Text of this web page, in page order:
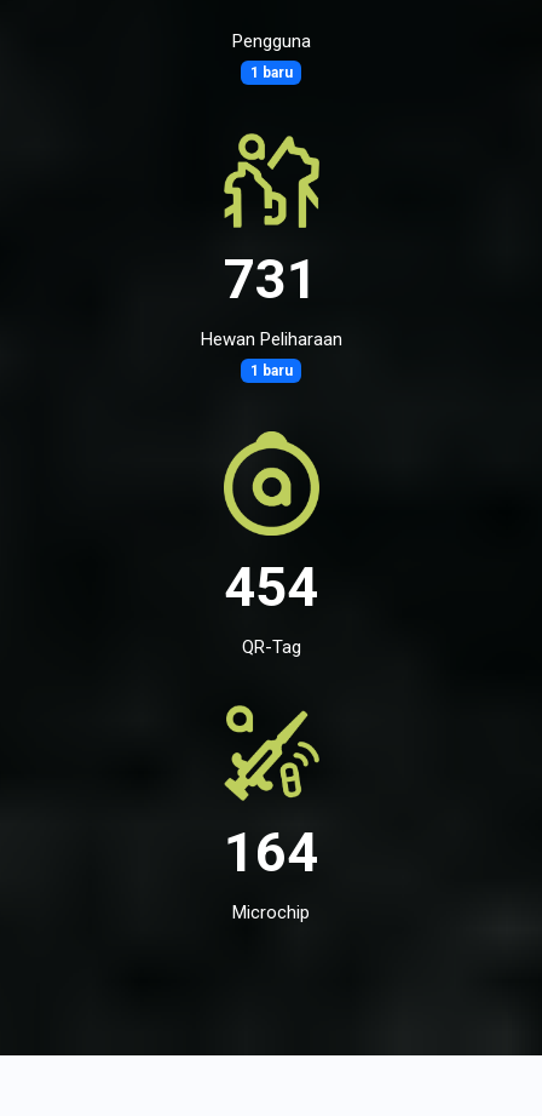
Pengguna
1 baru
731
Hewan Peliharaan
1 baru
454
QR-Tag
164
Microchip